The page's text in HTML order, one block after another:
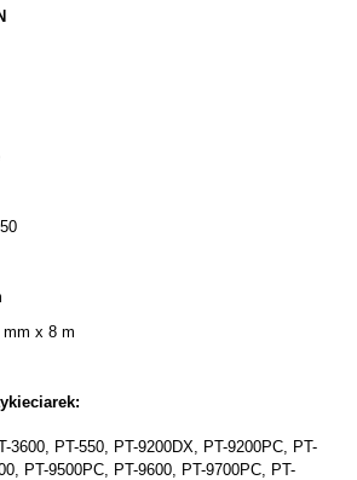
mm x 8 m
3600, PT-550, PT-9200DX, PT-9200PC, PT-
PT-9500PC, PT-9600, PT-9700PC, PT-